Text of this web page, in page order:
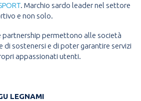
. Marchio sardo leader nel settore
e non solo.
partnership permettono alle società
sostenersi e di poter garantire servizi
appassionati utenti.
LEGNAMI